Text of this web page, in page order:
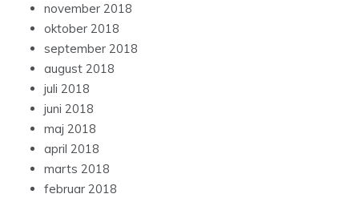
november 2018
oktober 2018
september 2018
august 2018
juli 2018
juni 2018
maj 2018
april 2018
marts 2018
februar 2018